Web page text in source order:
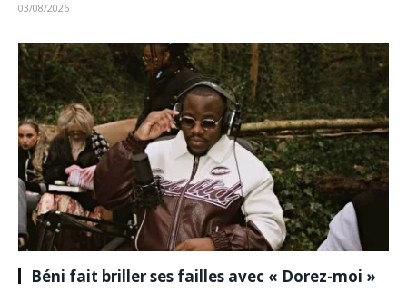
03/08/2026
Béni fait briller ses failles avec « Dorez-moi »